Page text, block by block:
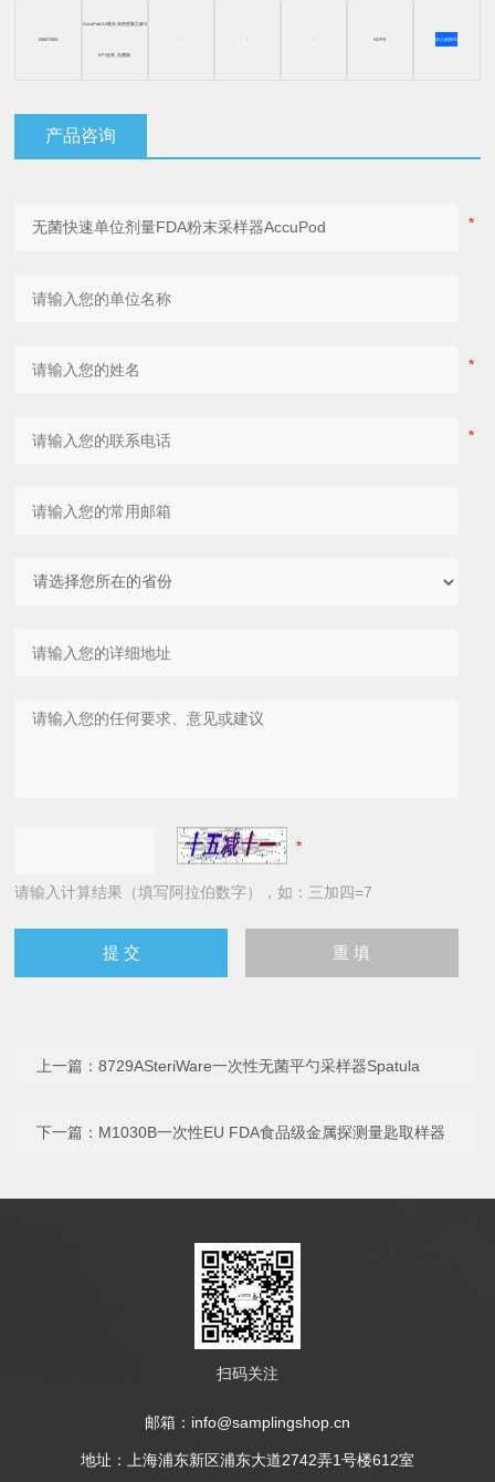
8360T-50S
AccuPod 5.0毫升-高密度聚乙烯-5
0个/盒装, 无菌版
- - - HDPE 加入购物车
产品咨询
请输入计算结果（填写阿拉伯数字），如：三加四=7
上一篇：8729ASteriWare一次性无菌平勺采样器Spatula
下一篇： M1030B一次性EU FDA食品级金属探测量匙取样器
扫码关注
邮箱：info@samplingshop.cn
地址：上海浦东新区浦东大道2742弄1号楼612室